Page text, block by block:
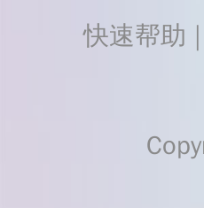
快速帮助 |